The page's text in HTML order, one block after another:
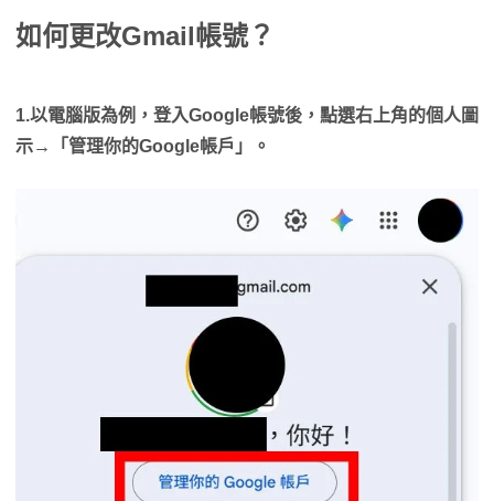
如何更改Gmail帳號？
1.以電腦版為例，登入Google帳號後，點選右上角的個人圖
示→「管理你的Google帳戶」。